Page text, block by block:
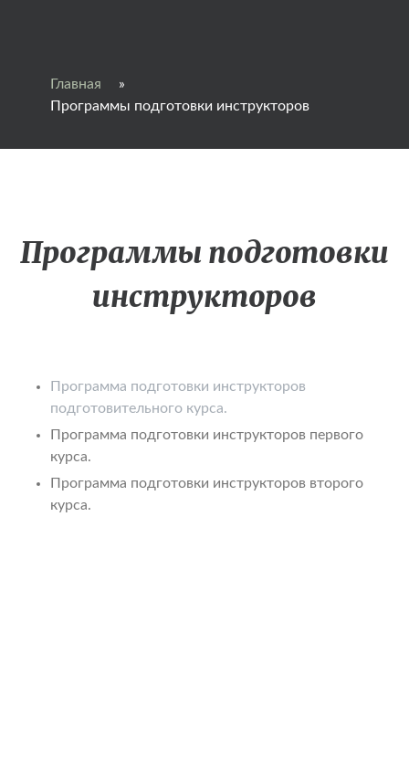
Главная
»
Программы подготовки инструкторов
Программы подготовки
инструкторов
Программа подготовки инструкторов
подготовительного курса.
Программа подготовки инструкторов первого
курса.
Программа подготовки инструкторов второго
курса.